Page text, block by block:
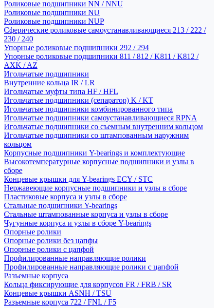
Роликовые подшипники NN / NNU
Роликовые подшипники NU
Роликовые подшипники NUP
Сферические роликовые самоустанавливающиеся 213 / 222 /
230 / 240
Упорные роликовые подшипники 292 / 294
Упорные роликовые подшипники 811 / 812 / K811 / K812 /
AXK / AZ
Игольчатые подшипники
Внутренние кольца IR / LR
Игольчатые муфты типа HF / HFL
Игольчатые подшипники (сепаратор) K / KT
Игольчатые подшипники комбинированного типа
Игольчатые подшипники самоустанавливающиеся RPNA
Игольчатые подшипники со съемным внутренним кольцом
Игольчатые подшипники со штампованным наружним
кольцом
Корпусные подшипники Y-bearings и комплектующие
Высокотемпературные корпусные подшипники и узлы в
сборе
Концевые крышки для Y-bearings ECY / STC
Нержавеющие корпусные подшипники и узлы в сборе
Пластиковые корпуса и узлы в сборе
Стальные подшипники Y-bearings
Стальные штампованные корпуса и узлы в сборе
Чугунные корпуса и узлы в сборе Y-bearings
Опорные ролики
Опорные ролики без цапфы
Опорные ролики с цапфой
Профилированные направляющие ролики
Профилированные направляющие ролики с цапфой
Разъемные корпуса
Кольца фиксирующие для корпусов FR / FRB / SR
Концевые крышки ASNH / TSU
Разъемные корпуса 722 / FNL / F5